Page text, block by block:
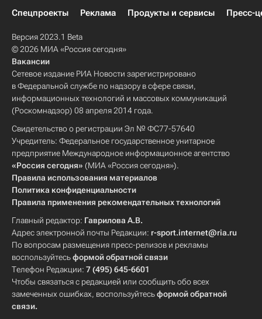
Спецпроекты
Реклама Продукты и сервисы Пресс-
Версия 2023.1 Beta
© 2026 МИА «Россия сегодня»
Вакансии
Сетевое издание РИА Новости зарегистрировано
в Федеральной службе по надзору в сфере связи,
информационных технологий и массовых коммуникаций
(Роскомнадзор) 08 апреля 2014 года.
Свидетельство о регистрации Эл № ФС77-57640
Учредитель: Федеральное государственное унитарное
предприятие Международное информационное агентство
«Россия сегодня» (МИА «Россия сегодня»).
Правила использования материалов
Политика конфиденциальности
Правила применения рекомендательных технологий
Главный редактор: Гаврилова А.В.
Адрес электронной почты Редакции: r-sport.internet@ria.ru
По вопросам размещения пресс-релизов и рекламы
воспользуйтесьформой обратной связи
Телефон Редакции: 7 (495) 645-6601
Чтобы связаться с редакцией или сообщить обо всех
замеченных ошибках, воспользуйтесьформой обратной
связи.